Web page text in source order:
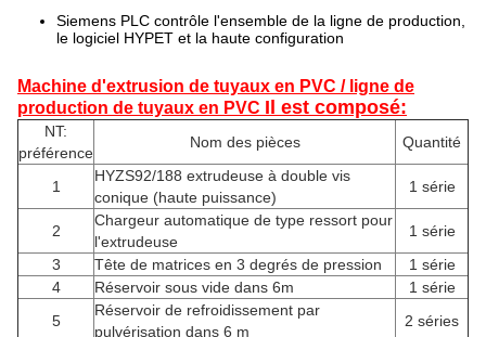
Siemens PLC contrôle l'ensemble de la ligne de production,
le logiciel HYPET et la haute configuration
Machine d'extrusion de tuyaux en PVC / ligne de
production de tuyaux en PVC Il est composé:
NT:
préférence
Nom des pièces Quantité
1
HYZS92/188 extrudeuse à double vis
conique (haute puissance)
1 série
2
Chargeur automatique de type ressort pour
l'extrudeuse
1 série
3
Tête de matrices en 3 degrés de pression
1 série
4
Réservoir sous vide dans 6m
1 série
5
Réservoir de refroidissement par
pulvérisation dans 6 m
2 séries